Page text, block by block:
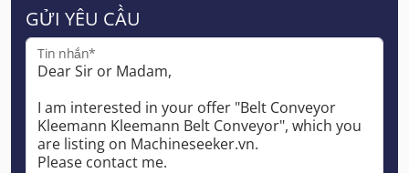
GỬI YÊU CẦU
Tin nhắn*